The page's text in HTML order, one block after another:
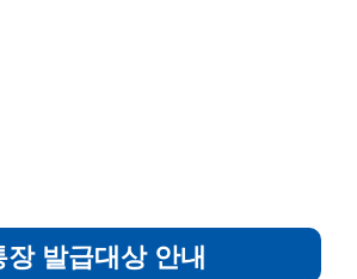
장 발급대상안내